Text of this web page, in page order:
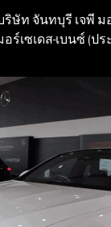
ริษัท จันทบุรี เจพี ม
อร์เซเดส-เบนซ์ (